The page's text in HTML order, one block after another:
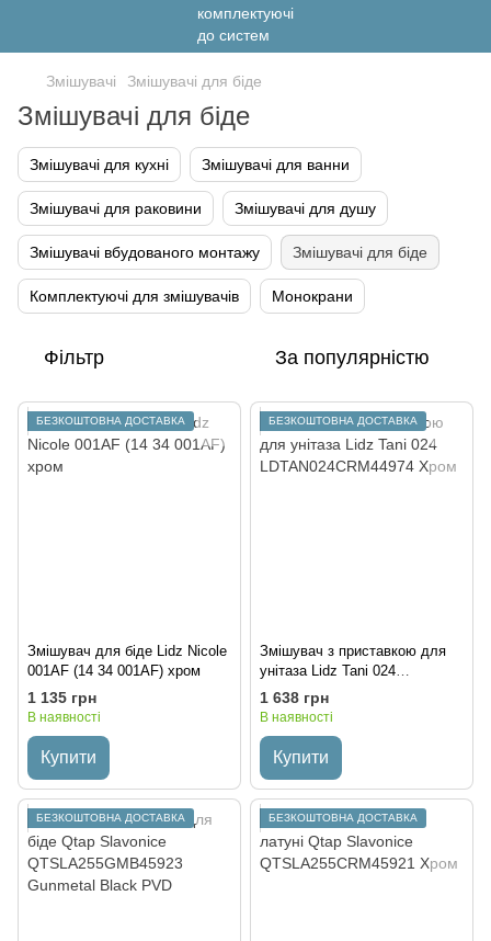
Змішувачі Змішувачі для біде
Змішувачі для біде
Змішувачі для кухні Змішувачі для ванни
Змішувачі для раковини Змішувачі для душу
Змішувачі вбудованого монтажу Змішувачі для біде
Комплектуючі для змішувачів Монокрани
Фільтр За популярністю
БЕЗКОШТОВНА ДОСТАВКА
Змішувач для біде Lidz Nicole
001AF (14 34 001AF) хром
1 135 грн
В наявності
Купити
БЕЗКОШТОВНА ДОСТАВКА
Змішувач з приставкою для
унітаза Lidz Tani 024
LDTAN024CRM44974 Хром
1 638 грн
В наявності
Купити
БЕЗКОШТОВНА ДОСТАВКА БЕЗКОШТОВНА ДОСТАВКА